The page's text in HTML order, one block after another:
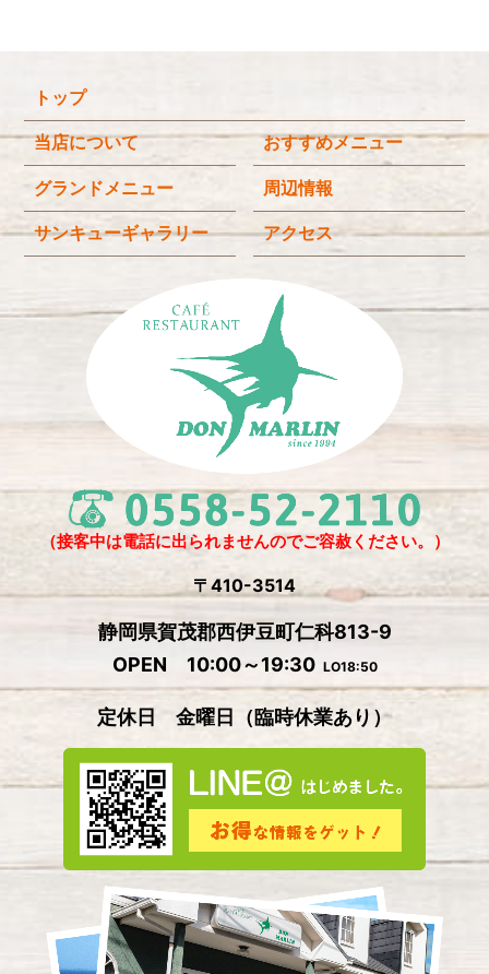
k
トップ
当店について おすすめメニュー
グランドメニュー 周辺情報
サンキューギャラリー アクセス
（接客中は電話に出られませんのでご容赦ください。）
〒410-3514
静岡県賀茂郡西伊豆町仁科813-9
OPEN 10:00～19:30 LO18:50
定休日 金曜日 （臨時休業あり）